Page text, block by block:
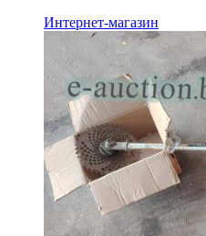
Интернет-магазин